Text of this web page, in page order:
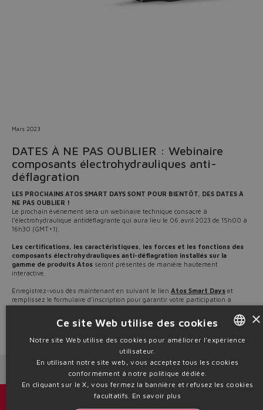
Mars 2023
DATES À NE PAS OUBLIER : Webinaire
composants électrohydrauliques anti-
déflagration
LES PROCHAINS ATOS SMART DAYS SONT POUR BIENTÔT, DES DATES À
NE PAS OUBLIER !
Le prochain événement sera un webinaire technique consacré à
l’électrohydraulique antidéflagrante qui aura lieu le 06 avril 2023 de 15h00 à
16h30 (GMT+1).
Les certifications, les caractéristiques, les forces et les fonctions des
composants électrohydrauliques anti-déflagration installés sur la
gamme de produits Atos seront présentés de manière hautement
interactive.
Enregistrez-vous dès maintenant en suivant le lien Atos Smart Days et
remplissez le formulaire d’inscription pour garantir votre participation à
l’événement.
Source: NW23-55
×
Ce site Web utilise des cookies
Notre site Web utilise des cookies pour améliorer l'expérience
utilisateur.
En utilisant notre site web, vous acceptez tous les cookies
conformément à notre politique dédiée.
En cliquant sur le X, vous fermez la bannière et refusez les cookies
facultatifs. En savoir plus